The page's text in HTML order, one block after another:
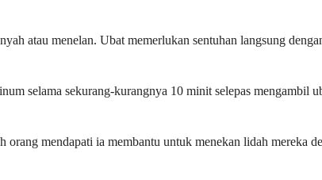
atau menelan. Ubat memerlukan sentuhan langsung
selama sekurang-kurangnya 10 minit selepas mengambil
mendapati ia membantu untuk menekan lidah mereka